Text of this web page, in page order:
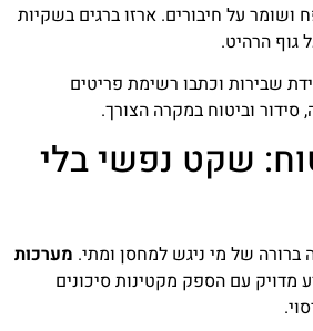
ושומר על חיבורים. ארזו ברגים בשקיות
גוף הרהיט.
שבירות וכתבו רשימת פריטים
סידור וביטוח במקרה הצורך.
שקט נפשי בלי
ברורה של מי ניגש למחסן ומתי. מערכות
מדויק עם הספק מקטינות סיכונים